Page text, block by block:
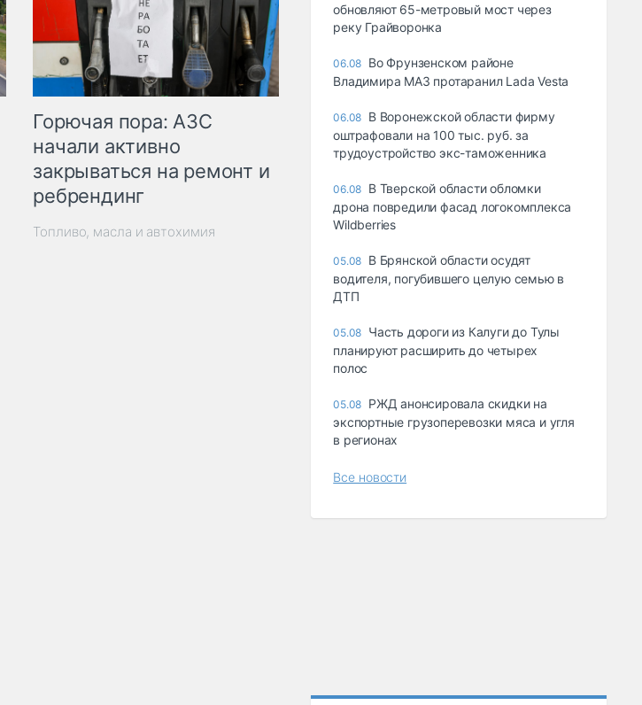
Горючая пора: АЗС
начали активно
закрываться на ремонт и
ребрендинг
Топливо, масла и автохимия
обновляют 65-метровый мост через
реку Грайворонка
06.08 Во Фрунзенском районе
Владимира МАЗ протаранил Lada Vesta
06.08 В Воронежской области фирму
оштрафовали на 100 тыс. руб. за
трудоустройство экс-таможенника
06.08 В Тверской области обломки
дрона повредили фасад логокомплекса
Wildberries
05.08 В Брянской области осудят
водителя, погубившего целую семью в
ДТП
05.08 Часть дороги из Калуги до Тулы
планируют расширить до четырех
полос
05.08 РЖД анонсировала скидки на
экспортные грузоперевозки мяса и угля
в регионах
Все новости